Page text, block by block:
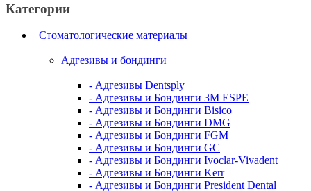
Категории
Стоматологические материалы
Адгезивы и бондинги
- Адгезивы Dentsply
- Адгезивы и Бондинги 3M ESPE
- Адгезивы и Бондинги Bisico
- Адгезивы и Бондинги DMG
- Адгезивы и Бондинги FGM
- Адгезивы и Бондинги GC
- Адгезивы и Бондинги Ivoclar-Vivadent
- Адгезивы и Бондинги Kerr
- Адгезивы и Бондинги President Dental